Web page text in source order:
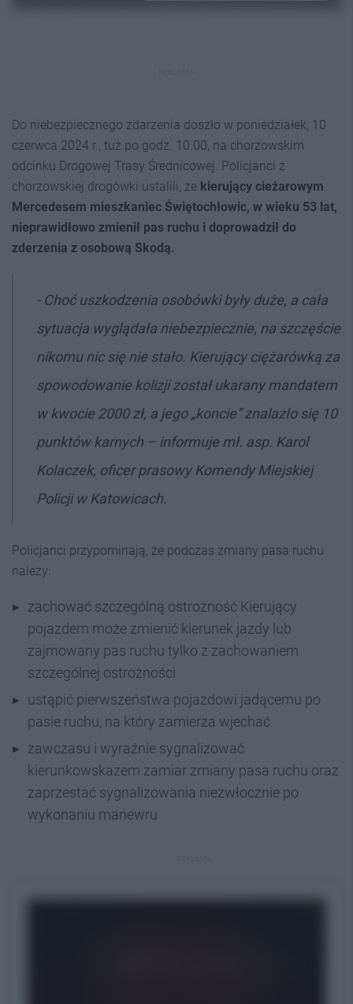
Do niebezpiecznego zdarzenia doszło w poniedziałek, 10
czerwca 2024 r., tuż po godz. 10.00, na chorzowskim
odcinku Drogowej Trasy Średnicowej. Policjanci z
chorzowskiej drogówki ustalili, że kierujący cieżarowym
Mercedesem mieszkaniec Świętochłowic, w wieku 53 lat,
nieprawidłowo zmienił pas ruchu i doprowadził do
zderzenia z osobową Skodą.
- Choć uszkodzenia osobówki były duże, a cała
sytuacja wyglądała niebezpiecznie, na szczęście
nikomu nic się nie stało. Kierujący ciężarówką za
spowodowanie kolizji został ukarany mandatem
w kwocie 2000 zł, a jego „koncie” znalazło się 10
punktów karnych – informuje mł. asp. Karol
Kolaczek, oficer prasowy Komendy Miejskiej
Policji w Katowicach.
Policjanci przypominają, że podczas zmiany pasa ruchu
należy:
zachować szczególną ostrożność Kierujący
pojazdem może zmienić kierunek jazdy lub
zajmowany pas ruchu tylko z zachowaniem
szczególnej ostrożności
ustąpić pierwszeństwa pojazdowi jadącemu po
pasie ruchu, na który zamierza wjechać
zawczasu i wyraźnie sygnalizować
kierunkowskazem zamiar zmiany pasa ruchu oraz
zaprzestać sygnalizowania niezwłocznie po
wykonaniu manewru